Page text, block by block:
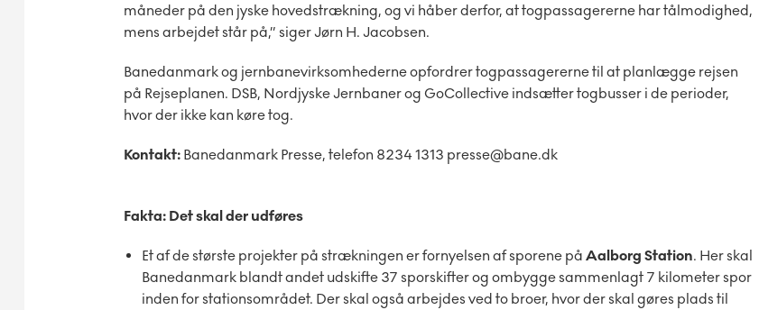
måneder på den jyske hovedstrækning, og vi håber derfor, at togpassagererne har tålmodighed,
mens arbejdet står på,” siger Jørn H. Jacobsen.
Banedanmark og jernbanevirksomhederne opfordrer togpassagererne til at planlægge rejsen
på Rejseplanen. DSB, Nordjyske Jernbaner og GoCollective indsætter togbusser i de perioder,
hvor der ikke kan køre tog.
Kontakt: Banedanmark Presse, telefon 8234 1313 presse@bane.dk
Fakta: Det skal der udføres
Et af de største projekter på strækningen er fornyelsen af sporene på Aalborg Station. Her skal
Banedanmark blandt andet udskifte 37 sporskifter og ombygge sammenlagt 7 kilometer spor
inden for stationsområdet. Der skal også arbejdes ved to broer, hvor der skal gøres plads til